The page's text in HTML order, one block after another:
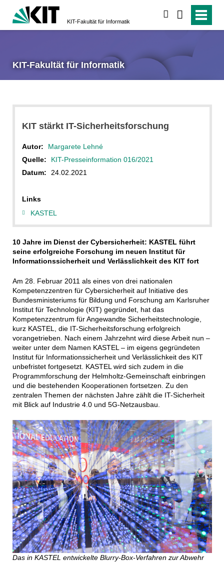
KIT-Fakultät für Informatik
KIT-Fakultät für Informatik
KIT stärkt IT-Sicherheitsforschung
Autor:
Margarete Lehné
Quelle:
KIT-Presseinformation 016/2021
Datum:
24.02.2021
Links
KASTEL
10 Jahre im Dienst der Cybersicherheit: KASTEL führt
seine erfolgreiche Forschung im neuen Institut für
Informationssicherheit und Verlässlichkeit des KIT fort
Am 28. Februar 2011 als eines von drei nationalen
Kompetenzzentren für Cybersicherheit auf Initiative des
Bundesministeriums für Bildung und Forschung am Karlsruher
Institut für Technologie (KIT) gegründet, hat das
Kompetenzzentrum für Angewandte Sicherheitstechnologie,
kurz KASTEL, die IT-Sicherheitsforschung erfolgreich
vorangetrieben. Nach einem Jahrzehnt wird diese Arbeit nun –
weiter unter dem Namen KASTEL – im eigens gegründeten
Institut für Informationssicherheit und Verlässlichkeit des KIT
unbefristet fortgesetzt. KASTEL wird sich zudem in die
Programmforschung der Helmholtz-Gemeinschaft einbringen
und die bestehenden Kooperationen fortsetzen. Zu den
zentralen Themen der nächsten Jahre zählt die IT-Sicherheit
mit Blick auf Industrie 4.0 und 5G-Netzausbau.
Das in KASTEL entwickelte Blurry-Box-Verfahren zur Abwehr